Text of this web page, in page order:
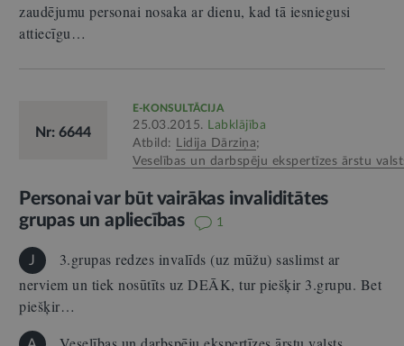
zaudējumu personai nosaka ar dienu, kad tā iesniegusi
attiecīgu…
Nr: 6644
E-KONSULTĀCIJA
25.03.2015. Labklājība
Atbild: Lidija Dārziņa;
Veselības un darbspēju ekspertīzes ārstu
Personai var būt vairākas invaliditātes
grupas un apliecības
1
J
3.grupas redzes invalīds (uz mūžu) saslimst ar
nerviem un tiek nosūtīts uz DEĀK, tur piešķir 3.grupu. Bet
piešķir…